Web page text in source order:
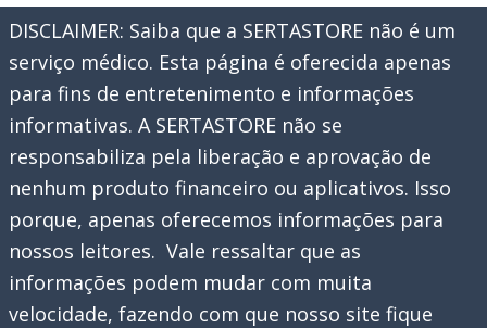
Desconto
Na
Shein
DISCLAIMER: Saiba que a SERTASTORE não é um
serviço médico. Esta página é oferecida apenas
para fins de entretenimento e informações
informativas. A SERTASTORE não se
responsabiliza pela liberação e aprovação de
nenhum produto financeiro ou aplicativos. Isso
porque, apenas oferecemos informações para
nossos leitores. Vale ressaltar que as
informações podem mudar com muita
velocidade, fazendo com que nosso site fique